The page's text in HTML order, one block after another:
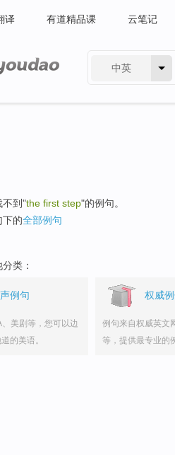
译 有道精品课 云笔记
中英
不到"the first step"的例句。
下的全部例句
类：
例句
美剧等，您可以边
的美语。
权威
例句来自权威英文
等，提供最专业的